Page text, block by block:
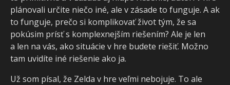
plánovali určite niečo iné, ale v zásade to funguje. A ak
to funguje, prečo si komplikovať život tým, že sa
pokúsim prísť s komplexnejším riešením? Ale je len
a len na vás, ako situácie v hre budete riešiť. Možno
tam uvidíte iné riešenie ako ja.
Už som písal, že Zelda v hre veľmi nebojuje. To ale